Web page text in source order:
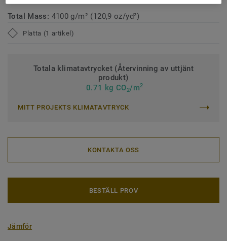
Total Mass: 4100 g/m² (120,9 oz/yd²)
Platta (1 artikel)
Totala klimatavtrycket (Återvinning av uttjänt
produkt)
0.71 kg CO2/m2
MITT PROJEKTS KLIMATAVTRYCK
KONTAKTA OSS
BESTÄLL PROV
Jämför